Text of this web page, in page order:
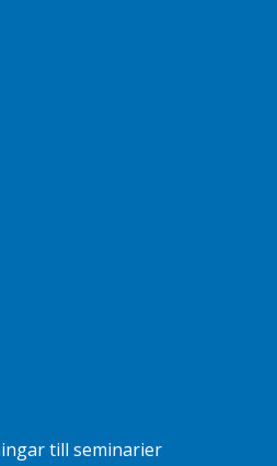
till seminarier